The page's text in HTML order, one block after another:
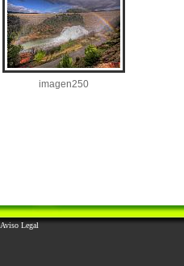
imagen250
Aviso Legal